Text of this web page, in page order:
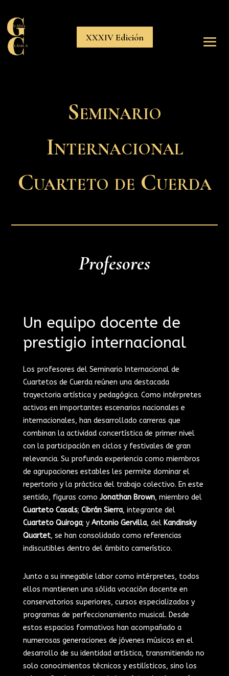
XXXIV Edición
Seminario
Internacional
Cuarteto de Cuerda
Profesores
Un equipo docente de
prestigio internacional
Los profesores del Seminario Internacional de
Cuartetos de Cuerda reúnen una destacada
trayectoria artística y pedagógica. Como intérpretes
activos en importantes escenarios nacionales e
internacionales, han desarrollado carreras que
combinan la actividad concertística de primer nivel
con la participación en ciclos y festivales de gran
relevancia. Su profunda experiencia como miembros
de agrupaciones estables les permite dominar el
repertorio y la práctica del trabajo colectivo. En este
sentido, figuras como Jonathan Brown, miembro del
Cuarteto Casals; Cibrán Sierra, integrante del
Cuarteto Quiroga; y Antonio Gervilla, del Kandinsky
Quartet, se han consolidado como referencias
indiscutibles dentro del ámbito camerístico.
Junto a su innegable labor como intérpretes, todos
ellos mantienen una sólida vocación docente en
conservatorios superiores, cursos especializados y
programas de perfeccionamiento musical. Desde
estos espacios formativos han acompañado a
numerosas generaciones de jóvenes músicos en el
desarrollo de su identidad artística, transmitiendo no
solo conocimientos técnicos y estilísticos, sino los